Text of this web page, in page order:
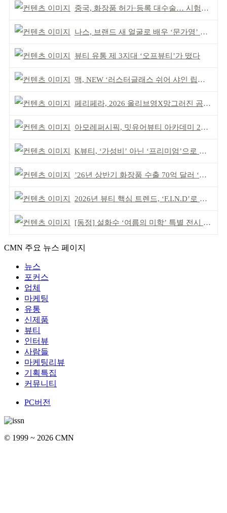
중국, 화장품 허가·등록 대수술… 시험자료 공용 허용
나스, 브랜드 새 얼굴로 배우 ‘문가영’ 발탁
뷰티 유통 제 3지대 ‘오프뷰티’가 떴다
맥, NEW ‘러스터글래스 쉬어 샤인 립스틱’ 출시
페리페라, 2026 올리브영X망그러진 곰 콜라보
아모레퍼시픽, 밋유어뷰티 아카데미 2기 발대식
K뷰티, ‘가성비’ 아닌 ‘프리미엄’으로 승부걸어야
’26년 상반기 화장품 수출 70억 달러 ‘역대 최고’
2026년 뷰티 핵심 트렌드, ‘F.I.N.D’로 읽는다
[동정] 설화수 ‘여름의 미학’ 특별 전시 개최
CMN 주요 뉴스 페이지
뉴스
포커스
업체
마케팅
유통
신제품
뷰티
인터뷰
사람들
마케팅리뷰
기획특집
커뮤니티
PC버전
© 1999 ~ 2026 CMN